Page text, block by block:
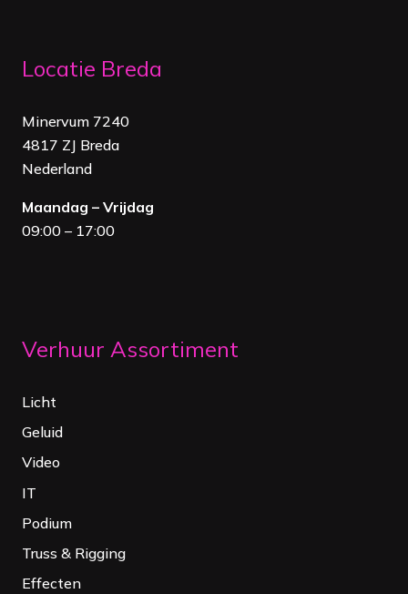
Locatie Breda
Minervum 7240
4817 ZJ Breda
Nederland
Maandag – Vrijdag
09:00 – 17:00
Verhuur Assortiment
Licht
Geluid
Video
IT
Podium
Truss & Rigging
Effecten